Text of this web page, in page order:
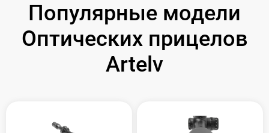
Популярные модели
Оптических прицелов
Artelv